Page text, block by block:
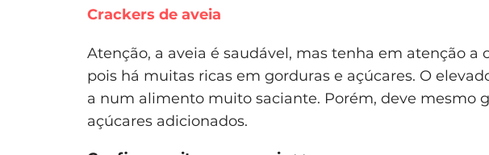
Crackers de aveia
Atenção, a aveia é saudável, mas tenha em atenção a
pois há muitas ricas em gorduras e açúcares. O
a num alimento muito saciante. Porém, deve mesmo
açúcares adicionados.